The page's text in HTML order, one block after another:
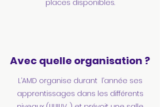
places disponibles.
Avec quelle organisation ?
L’AMD organise durant l’année ses
apprentissages dans les différents